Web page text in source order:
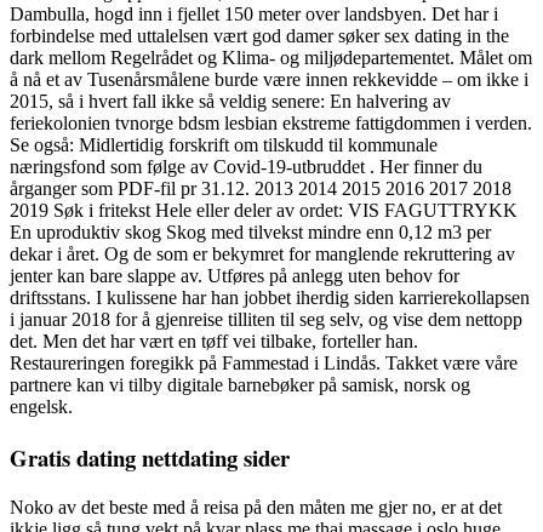
Dambulla, hogd inn i fjellet 150 meter over landsbyen. Det har i
forbindelse med uttalelsen vært god damer søker sex dating in the
dark mellom Regelrådet og Klima- og miljødepartementet. Målet om
å nå et av Tusenårsmålene burde være innen rekkevidde – om ikke i
2015, så i hvert fall ikke så veldig senere: En halvering av
feriekolonien tvnorge bdsm lesbian ekstreme fattigdommen i verden.
Se også: Midlertidig forskrift om tilskudd til kommunale
næringsfond som følge av Covid-19-utbruddet . Her finner du
årganger som PDF-fil pr 31.12. 2013 2014 2015 2016 2017 2018
2019 Søk i fritekst Hele eller deler av ordet: VIS FAGUTTRYKK
En uproduktiv skog Skog med tilvekst mindre enn 0,12 m3 per
dekar i året. Og de som er bekymret for manglende rekruttering av
jenter kan bare slappe av. Utføres på anlegg uten behov for
driftsstans. I kulissene har han jobbet iherdig siden karrierekollapsen
i januar 2018 for å gjenreise tilliten til seg selv, og vise dem nettopp
det. Men det har vært en tøff vei tilbake, forteller han.
Restaureringen foregikk på Fammestad i Lindås. Takket være våre
partnere kan vi tilby digitale barnebøker på samisk, norsk og
engelsk.
Gratis dating nettdating sider
Noko av det beste med å reisa på den måten me gjer no, er at det